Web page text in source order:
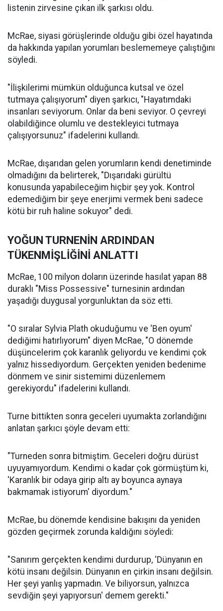
listenin zirvesine çıkan ilk şarkısı oldu.
McRae, siyasi görüşlerinde olduğu gibi özel hayatında
da hakkında yapılan yorumları beslememeye çalıştığını
söyledi.
"İlişkilerimi mümkün olduğunca kutsal ve özel
tutmaya çalışıyorum" diyen şarkıcı, "Hayatımdaki
insanları seviyorum. Onlar da beni seviyor. O çevreyi
olabildiğince olumlu ve destekleyici tutmaya
çalışıyorsunuz" ifadelerini kullandı.
McRae, dışarıdan gelen yorumların kendi denetiminde
olmadığını da belirterek, "Dışarıdaki gürültü
konusunda yapabileceğim hiçbir şey yok. Kontrol
edemediğim bir şeye enerjimi vermek beni sadece
kötü bir ruh haline sokuyor" dedi.
YOĞUN TURNENİN ARDINDAN
TÜKENMİŞLİĞİNİ ANLATTI
McRae, 100 milyon doların üzerinde hasılat yapan 88
duraklı "Miss Possessive" turnesinin ardından
yaşadığı duygusal yorgunluktan da söz etti.
"O sıralar Sylvia Plath okuduğumu ve 'Ben oyum'
dediğimi hatırlıyorum" diyen McRae, "O dönemde
düşüncelerim çok karanlık geliyordu ve kendimi çok
yalnız hissediyordum. Gerçekten yeniden bedenime
dönmem ve sinir sistemimi düzenlemem
gerekiyordu" ifadelerini kullandı.
Turne bittikten sonra geceleri uyumakta zorlandığını
anlatan şarkıcı şöyle devam etti:
"Turneden sonra bitmiştim. Geceleri doğru dürüst
uyuyamıyordum. Kendimi o kadar çok görmüştüm ki,
'Karanlık bir odaya girip altı ay boyunca aynaya
bakmamak istiyorum' diyordum."
McRae, bu dönemde kendisine bakışını da yeniden
gözden geçirmek zorunda kaldığını söyledi:
"Sanırım gerçekten kendimi durdurup, 'Dünyanın en
kötü insanı değilsin. Dünyanın en çirkin insanı değilsin.
Her şeyi yanlış yapmadın. Ve biliyorsun, yalnızca
sevdiğin şeyi yapıyorsun' demem gerekti."